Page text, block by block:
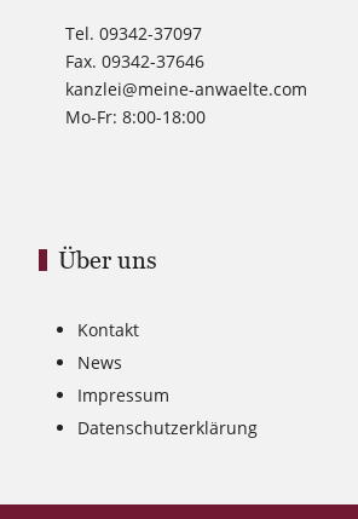
Tel. 09342-37097
Fax. 09342-37646
kanzlei@meine-anwaelte.com
Mo-Fr: 8:00-18:00
Über uns
Kontakt
News
Impressum
Datenschutzerklärung